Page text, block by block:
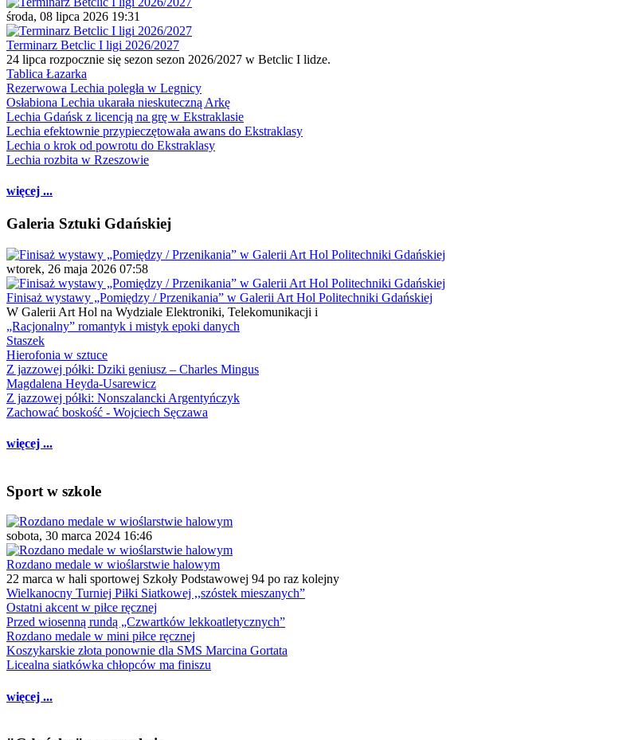
środa, 08 lipca 2026 19:31
Terminarz Betclic I ligi 2026/2027
24 lipca rozpocznie się sezon sezon 2026/2027 w Betclic I lidze.
Tablica Łazarka
Rezerwowa Lechia poległa w Legnicy
Osłabiona Lechia ukarała nieskuteczną Arkę
Lechia Gdańsk z licencją na grę w Ekstraklasie
Lechia efektownie przypieczętowała awans do Ekstraklasy
Lechia o krok od powrotu do Ekstraklasy
Lechia rozbita w Rzeszowie
więcej ...
Galeria Sztuki Gdańskiej
wtorek, 26 maja 2026 07:58
Finisaż wystawy „Pomiędzy / Przenikania” w Galerii Art Hol Politechniki Gdańskiej
W Galerii Art Hol na Wydziale Elektroniki, Telekomunikacji i
„Racjonalny” romantyk i mistyk epoki danych
Staszek
Hierofonia w sztuce
Z jazzowej półki: Dziki geniusz – Charles Mingus
Magdalena Heyda-Usarewicz
Z jazzowej półki: Nonszalancki Argentyńczyk
Zachować boskość - Wojciech Sęczawa
więcej ...
Sport w szkole
sobota, 30 marca 2024 16:46
Rozdano medale w wioślarstwie halowym
22 marca w hali sportowej Szkoły Podstawowej 94 po raz kolejny
Wielkanocny Turniej Piłki Siatkowej ,,szóstek mieszanych”
Ostatni akcent w piłce ręcznej
Przed wiosenną rundą „Czwartków lekkoatletycznych”
Rozdano medale w mini piłce ręcznej
Koszykarskie złota ponownie dla SMS Marcina Gortata
Licealna siatkówka chłopców ma finiszu
więcej ...